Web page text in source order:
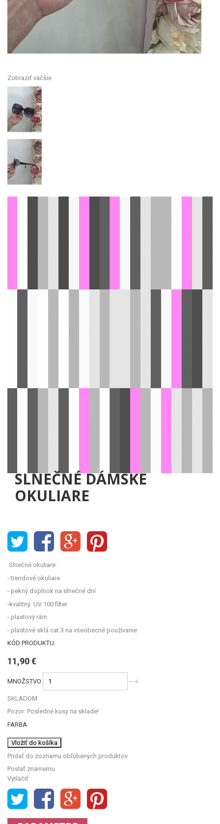
Zobraziť väčšie
SLNEČNÉ DÁMSKE
OKULIARE
Slnečné okuliare.
- trendové okuliare
- pekný doplnok na slnečné dní
-kvalitný UV 100 filter
- plastový rám
- plastové sklá cat.3 na všeobecné používanie
KÓD PRODUKTU:
11,90 €
MNOŽSTVO
SKLADOM
Pozor: Posledné kusy na sklade!
FARBA
Vložiť do košíka
Pridať do zoznamu obľúbených produktov
Poslať známemu
Vytlačiť